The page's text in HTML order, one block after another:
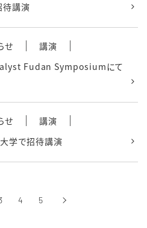
待講演
せ
講演
Fudan Symposiumにて
せ
講演
学で招待講演
4 5 ›次へ